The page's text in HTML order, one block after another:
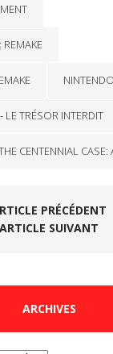
LE TRÉSOR INTERDIT
CENTENNIAL CASE:
PRÉCÉDENT
ARTICLE SUIVANT
ARCHIVES